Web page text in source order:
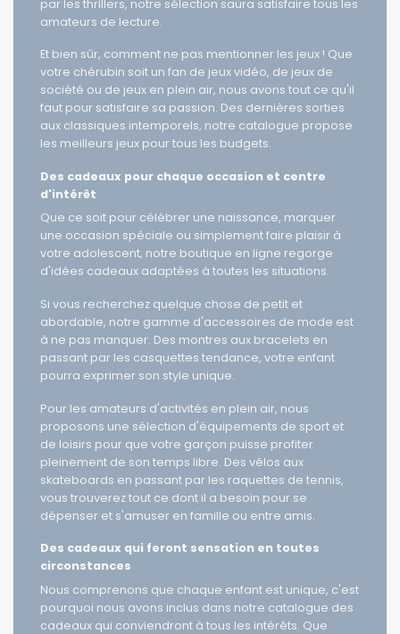
romans d'aventure aux sagas fantastiques en passant
par les thrillers, notre sélection saura satisfaire tous les
Et bien sûr, comment ne pas mentionner les jeux ! Que
votre chérubin soit un fan de jeux vidéo, de jeux de
société ou de jeux en plein air, nous avons tout ce qu'il
faut pour satisfaire sa passion. Des dernières sorties
aux classiques intemporels, notre catalogue propose
Des cadeaux pour chaque occasion et centre
d'intérêt
Que ce soit pour célébrer une naissance, marquer
une occasion spéciale ou simplement faire plaisir à
votre adolescent, notre boutique en ligne regorge
Si vous recherchez quelque chose de petit et
abordable, notre gamme d'accessoires de mode est
à ne pas manquer. Des montres aux bracelets en
passant par les casquettes tendance, votre enfant
Pour les amateurs d'activités en plein air, nous
proposons une sélection d'équipements de sport et
de loisirs pour que votre garçon puisse profiter
pleinement de son temps libre. Des vélos aux
skateboards en passant par les raquettes de tennis,
vous trouverez tout ce dont il a besoin pour se
Des cadeaux qui feront sensation en toutes
circonstances
Nous comprenons que chaque enfant est unique, c'est
pourquoi nous avons inclus dans notre catalogue des